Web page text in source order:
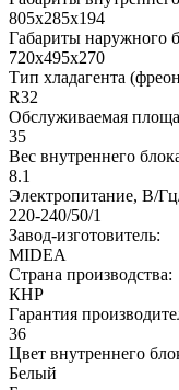
805x285x194
Габариты
720x495x270
Тип хладагента
R32
Обслуживаемая
35
Вес внутреннего
8.1
Электропитание, В/
220-240/50/1
Завод-изготовитель:
MIDEA
Страна производства:
КНР
Гарантия
36
Цвет внутреннего
Белый